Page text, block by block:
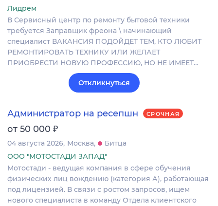
Лидрем
В Сервисный центр по ремонту бытовой техники
требуется Заправщик фреона \ начинающий
специалист ВАКАНСИЯ ПОДОЙДЕТ ТЕМ, КТО ЛЮБИТ
РЕМОНТИРОВАТЬ ТЕХНИКУ ИЛИ ЖЕЛАЕТ
ПРИОБРЕСТИ НОВУЮ ПРОФЕССИЮ, НО НЕ ИМЕЕТ…
Откликнуться
Администратор на ресепшн СРОЧНАЯ
от 50 000 ₽
04 августа 2026 Москва
Битца
ООО "МОТОСТАДИ ЗАПАД"
Мотостади - ведущая компания в сфере обучения
физических лиц вождению (категория А), работающая
под лицензией. В связи с ростом запросов, ищем
нового специалиста в команду Отдела клиентского